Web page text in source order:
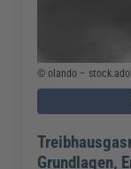
© olando –
Grundlagen,